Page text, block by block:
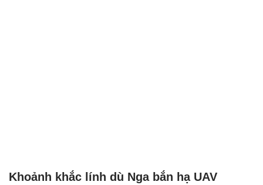
Khoảnh khắc lính dù Nga bắn hạ UAV